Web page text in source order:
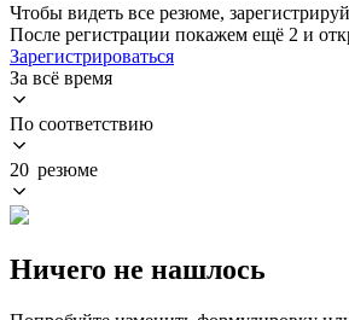
Чтобы видеть все резюме,
После регистрации покажем ещё 2 и
Зарегистрироваться
За всё время
По соответствию
20 резюме
Ничего не нашлось